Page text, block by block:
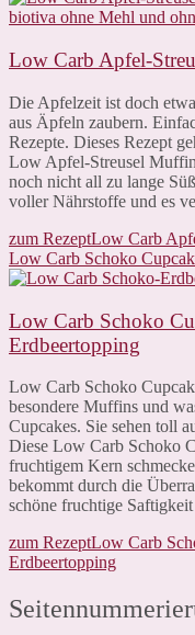
Low Carb Apfel-
Die Apfelzeit ist doch
aus Äpfeln zaubern.
Rezepte. Dieses Rezept
Low Apfel-Streusel
noch nicht all zu lange
voller Nährstoffe und es
zum RezeptLow Carb
Low Carb Schoko
Low Carb Schoko
Erdbeertopping
Low Carb Schoko
besondere Muffins und
Cupcakes. Sie sehen toll
Diese Low Carb Schoko
fruchtigem Kern
bekommt durch die
schöne fruchtige
zum RezeptLow Carb
Erdbeertopping